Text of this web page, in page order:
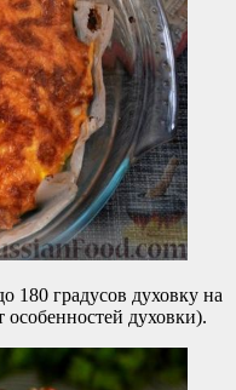
180 градусов духовку на
особенностей духовки).